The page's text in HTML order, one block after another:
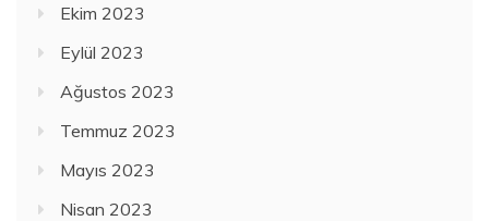
Ekim 2023
Eylül 2023
Ağustos 2023
Temmuz 2023
Mayıs 2023
Nisan 2023